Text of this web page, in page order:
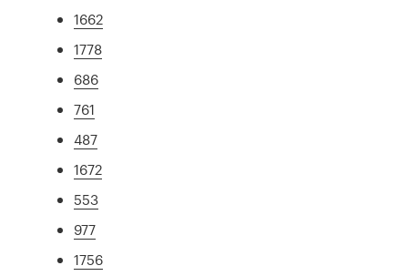
1662
1778
686
761
487
1672
553
977
1756